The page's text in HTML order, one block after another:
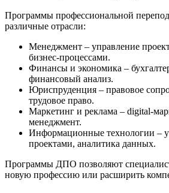
Программы профессиональной
различные отрасли:
Менеджмент – управление
бизнес-процессами.
Финансы и экономика –
финансовый анализ.
Юриспруденция – правовое
трудовое право.
Маркетинг и реклама – digital-
менеджмент.
Информационные технологии –
проектами, аналитика данных.
Программы ДПО позволяют
новую профессию или расширить